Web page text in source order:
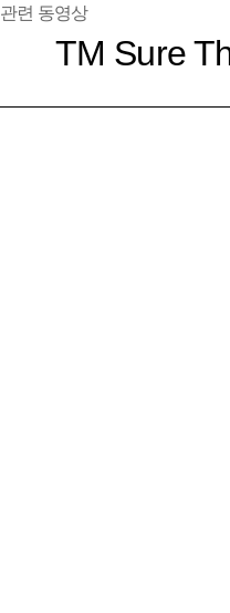
관련 동영상
TM Sure